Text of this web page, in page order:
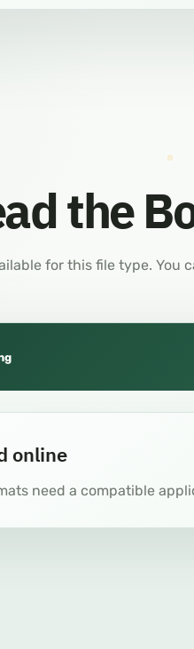
the
for this file type. You
online
need a compatible